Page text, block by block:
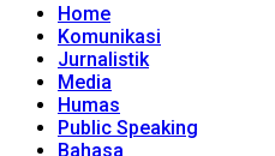
Home
Komunikasi
Jurnalistik
Media
Humas
Public Speaking
Bahasa